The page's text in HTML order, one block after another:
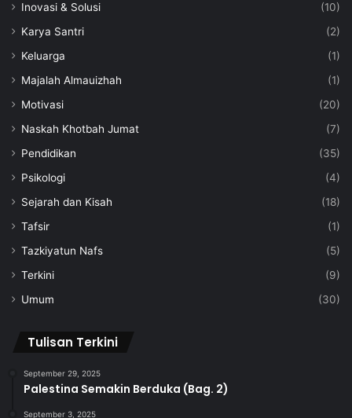
Inovasi & Solusi
(10)
Karya Santri
(2)
Keluarga
(1)
Majalah Almauizhah
(1)
Motivasi
(20)
Naskah Khotbah Jumat
(7)
Pendidikan
(35)
Psikologi
(4)
Sejarah dan Kisah
(18)
Tafsir
(1)
Tazkiyatun Nafs
(5)
Terkini
(9)
Umum
(30)
Tulisan Terkini
September 29, 2025
Palestina Semakin Berduka (Bag. 2)
September 3, 2025